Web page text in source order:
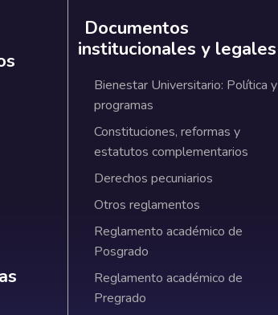
institucionales
Documentos
institucionales y legales
Bienestar Universitario: Política y
programas
Constituciones, reformas y
estatutos complementarios
Derechos pecuniarios
Otros reglamentos
Reglamento académico de
Posgrado
Reglamento académico de
Pregrado